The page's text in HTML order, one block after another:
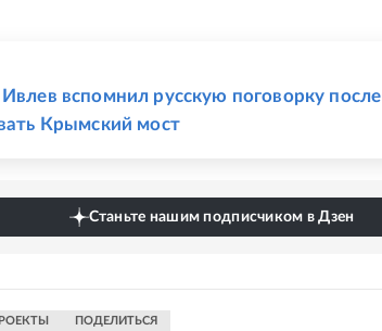
вспомнил русскую поговорку после
Крымский мост
Станьте нашим подписчиком в Дзен
ПОДЕЛИТЬСЯ